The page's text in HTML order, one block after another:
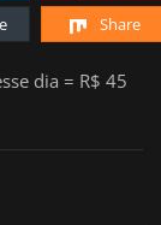
Share
dia = R$ 45